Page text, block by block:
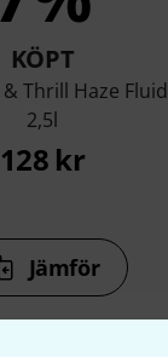
KÖPT
& Thrill Haze Fluid
2,5l
128 kr
Jämför